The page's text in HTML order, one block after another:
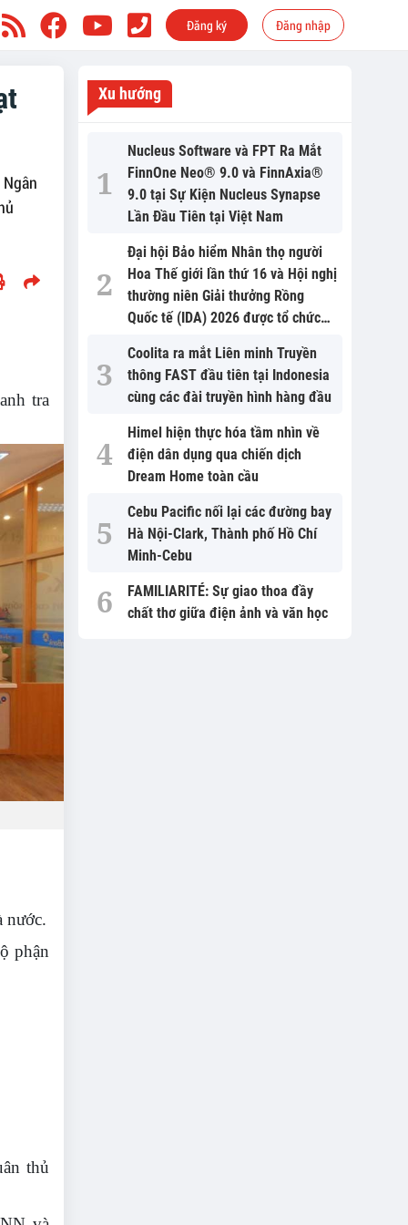
Đăng ký Đăng nhập
tra
nước.
phận
thủ
Xu hướng
Nucleus Software và FPT Ra Mắt
FinnOne Neo® 9.0 và FinnAxia®
9.0 tại Sự Kiện Nucleus Synapse
Lần Đầu Tiên tại Việt Nam
Đại hội Bảo hiểm Nhân thọ người
Hoa Thế giới lần thứ 16 và Hội nghị
thường niên Giải thưởng Rồng
Quốc tế (IDA) 2026 được tổ chức
Coolita ra mắt Liên minh Truyền
thông FAST đầu tiên tại Indonesia
cùng các đài truyền hình hàng đầu
Himel hiện thực hóa tầm nhìn về
điện dân dụng qua chiến dịch
Dream Home toàn cầu
Cebu Pacific nối lại các đường bay
Hà Nội-Clark, Thành phố Hồ Chí
Minh-Cebu
FAMILIARITÉ: Sự giao thoa đầy
chất thơ giữa điện ảnh và văn học